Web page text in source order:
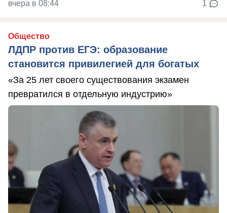
вчера в 08:44 1
Общество
ЛДПР против ЕГЭ: образование
становится привилегией для богатых
«За 25 лет своего существования экзамен
превратился в отдельную индустрию»